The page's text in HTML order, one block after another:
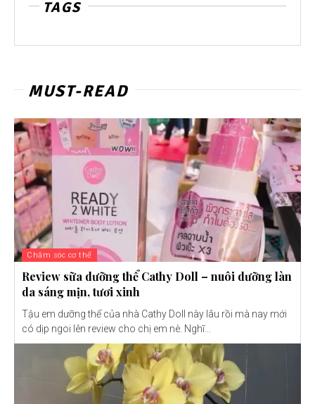
TAGS
MUST-READ
Chăm sóc cơ thể
Review sữa dưỡng thể Cathy Doll – nuôi dưỡng làn
da sáng mịn, tươi xinh
Tậu em dưỡng thể của nhà Cathy Doll này lâu rồi mà nay mới
có dịp ngoi lên review cho chị em nè. Nghĩ...